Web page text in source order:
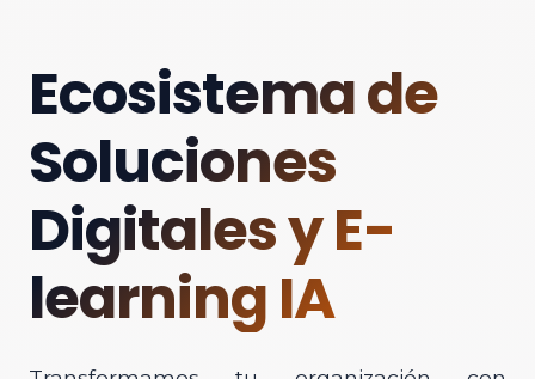
Ecosistema de
Soluciones
Digitales y E-
learning IA